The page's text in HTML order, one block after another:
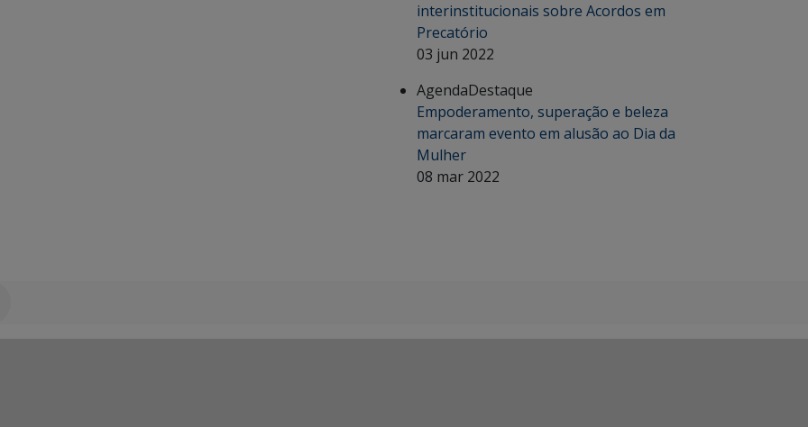
interinstitucionais sobre Acordos em
Precatório
03 jun 2022
AgendaDestaque
Empoderamento, superação e beleza
marcaram evento em alusão ao Dia da
Mulher
08 mar 2022